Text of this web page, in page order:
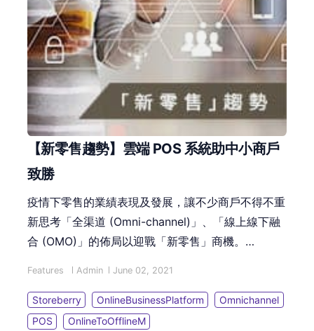
【新零售趨勢】雲端 POS 系統助中小商戶
致勝
疫情下零售的業績表現及發展，讓不少商戶不得不重
新思考「全渠道 (Omni-channel)」、「線上線下融
合 (OMO)」的佈局以迎戰「新零售」商機。
店及網店庫存管理、線上線下顧客資料同步更新，滿
足現今顧客「新零售」消費模式。
Features Admin June 02, 2021
Storeberry OnlineBusinessPlatform
Omnichannel
POS
OnlineToOfflineM